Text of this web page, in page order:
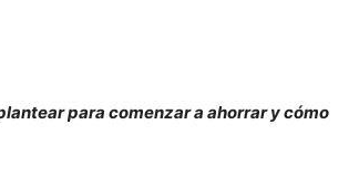
para comenzar a ahorrar y cómo